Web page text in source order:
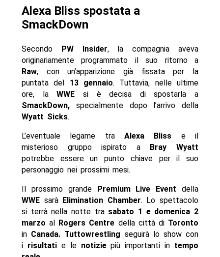
Alexa Bliss spostata a
SmackDown
Secondo PW Insider, la compagnia aveva
originariamente programmato il suo ritorno a
Raw, con un’apparizione già fissata per la
puntata del 13 gennaio. Tuttavia, nelle ultime
ore, laWWE si è decisa di spostarla a
SmackDown,specialmente dopo l’arrivo della
Wyatt Sicks.
L’eventuale legame tra Alexa Bliss e il
misterioso gruppo ispirato a
Bray Wyatt
potrebbe essere un punto chiave per il suo
personaggio nei prossimi mesi.
Il prossimo grande Premium Live Event della
WWEsarà Elimination Chamber. Lo spettacolo
si terrà nella notte tra sabato 1 e domenica 2
marzoal Rogers Centre della città di Toronto
in Canada. Tuttowrestling seguirà lo show con
i risultatie le notiziepiù importanti in tempo